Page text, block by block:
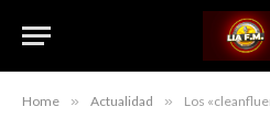
Home » Actualidad » Los «cleanfluencers» y